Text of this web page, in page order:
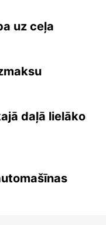
uz ceļa
daļā lielāko